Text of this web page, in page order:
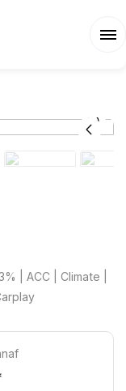
| ACC | Climate |